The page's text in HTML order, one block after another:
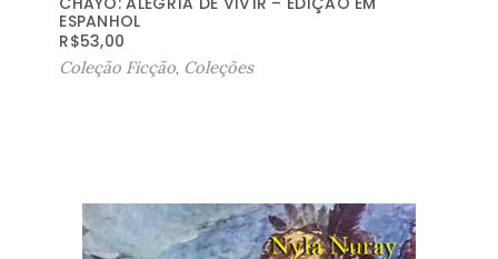
ESPANHOL
R$53,00
Coleção Ficção, Coleções